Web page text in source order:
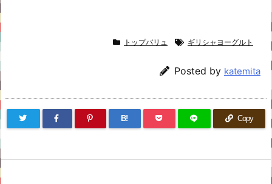
トップバリュ ギリシャヨーグルト
Posted by katemita
B! Copy